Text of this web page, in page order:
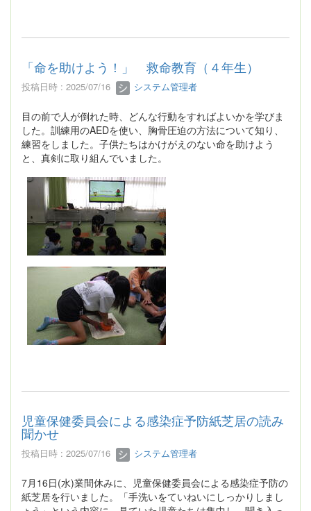
「命を助けよう！」 救命教育（４年生）
投稿日時 : 2025/07/16 システム管理者
目の前で人が倒れた時、どんな行動をすればよいかを学びま
した。訓練用のAEDを使い、胸骨圧迫の方法について知り、
練習をしました。子供たちはかけがえのない命を助けよう
と、真剣に取り組んでいました。
児童保健委員会による感染症予防紙芝居の読み
聞かせ
投稿日時 : 2025/07/16 システム管理者
7月16日(水)業間休みに、児童保健委員会による感染症予防の
紙芝居を行いました。「手洗いをていねいにしっかりしまし